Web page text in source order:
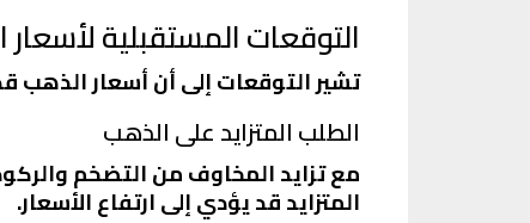
التوقعات المستقبلية
تشير التوقعات إلى أن أسعار الذهب
الطلب المتزايد على الذهب
مع تزايد المخاوف من التضخم
المتزايد قد يؤدي إلى ارتفاع الأسعار.